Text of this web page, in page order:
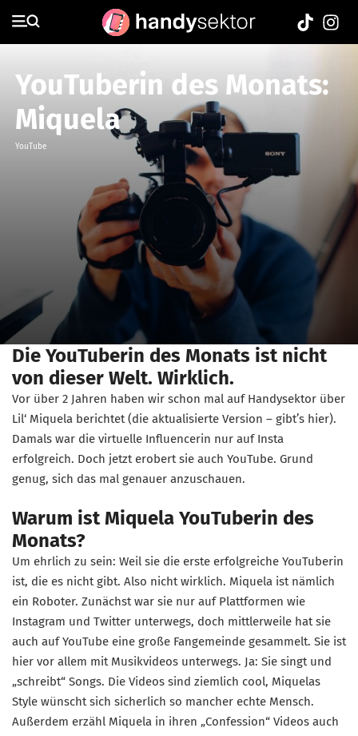
YouTuberin des Monats:
Miquela
YouTube
Die YouTuberin des Monats ist nicht
von dieser Welt. Wirklich.
Vor über 2 Jahren haben wir schon mal auf Handysektor über
Lil‘ Miquela berichtet (die aktualisierte Version – gibt’s hier).
Damals war die virtuelle Influencerin nur auf Insta
erfolgreich. Doch jetzt erobert sie auch YouTube. Grund
genug, sich das mal genauer anzuschauen.
Warum ist Miquela YouTuberin des
Monats?
Um ehrlich zu sein: Weil sie die erste erfolgreiche YouTuberin
ist, die es nicht gibt. Also nicht wirklich. Miquela ist nämlich
ein Roboter. Zunächst war sie nur auf Plattformen wie
Instagram und Twitter unterwegs, doch mittlerweile hat sie
auch auf YouTube eine große Fangemeinde gesammelt. Sie ist
hier vor allem mit Musikvideos unterwegs. Ja: Sie singt und
„schreibt“ Songs. Die Videos sind ziemlich cool, Miquelas
Style wünscht sich sicherlich so mancher echte Mensch.
Außerdem erzähl Miquela in ihren „Confession“ Videos auch